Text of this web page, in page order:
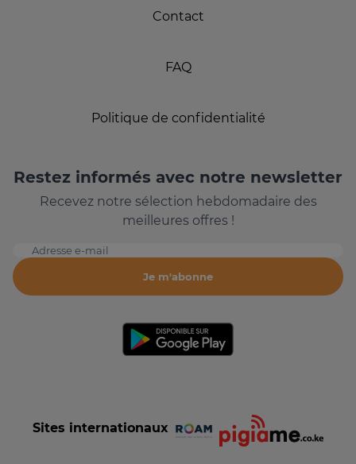
Contact
FAQ
Politique de confidentialité
Restez informés avec notre newsletter
Recevez notre sélection hebdomadaire des
meilleures offres !
Adresse e-mail
Je m'abonne
Sites internationaux